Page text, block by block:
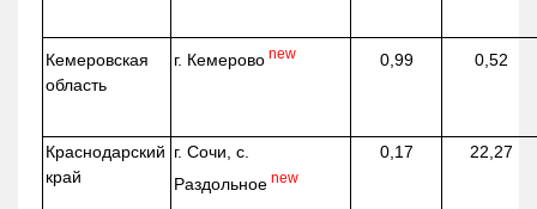
Кемеровская
область
г. Кемерово new 0,99 0,52
Краснодарский
край
г. Сочи, с.
Раздольное new
0,17 22,27